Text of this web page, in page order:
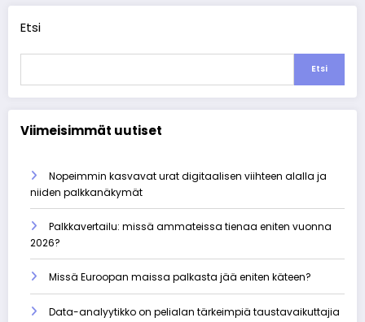
Etsi
Etsi
Viimeisimmät uutiset
Nopeimmin kasvavat urat digitaalisen viihteen alalla ja
niiden palkkanäkymät
Palkkavertailu: missä ammateissa tienaa eniten vuonna
2026?
Missä Euroopan maissa palkasta jää eniten käteen?
Data-analyytikko on pelialan tärkeimpiä taustavaikuttajia